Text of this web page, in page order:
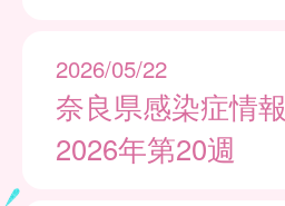
2026/05/22
奈良県感染症情報
2026年第20週